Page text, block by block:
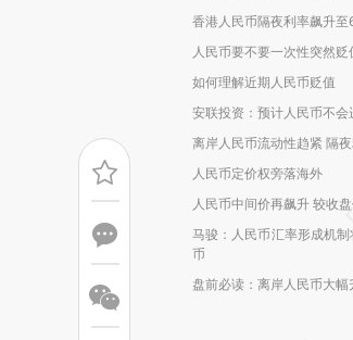
香港人民币隔夜利率飙升至
人民币要不要一次性突然贬
如何理解近期人民币贬值
安联投资：预计人民币不会
离岸人民币流动性趋紧 隔
人民币定价权旁落海外
人民币中间价再飙升 较收
马骏：人民币汇率形成机
币
盘前必读：离岸人民币大幅